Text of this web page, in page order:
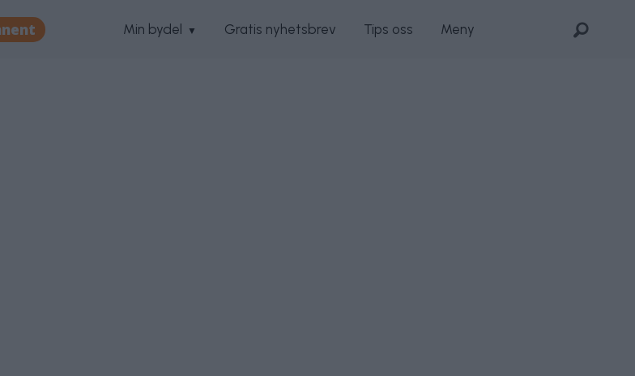
Min bydel Gratis nyhetsbrev Tips oss Meny